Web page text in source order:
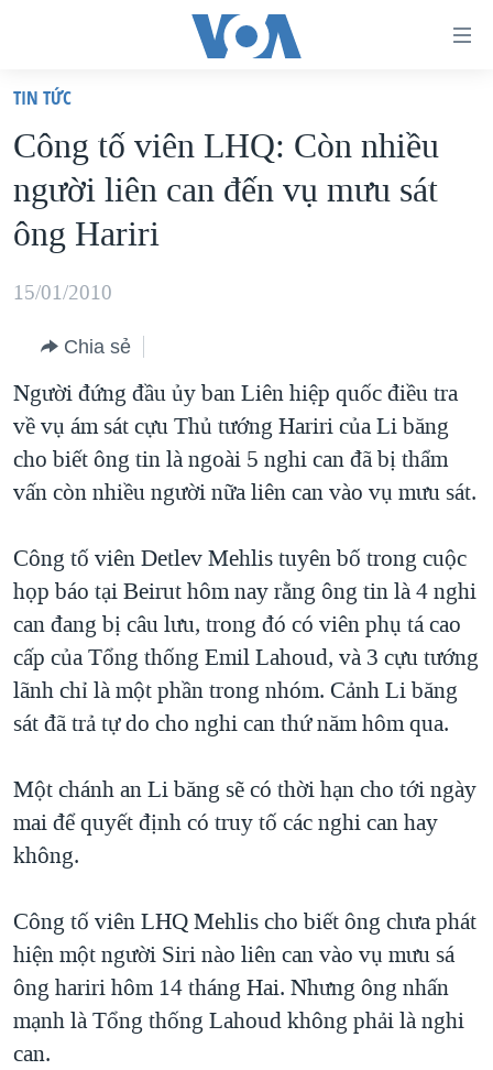
truy
cập
Tới
nội
chính
hướng
chính
Đi
tới
VIỆT NAM
HOA KỲ
BIỂN ĐÔNG
THẾ GIỚI
DIỄN ĐÀN
MỤC
TỰ DO BÁO CHÍ
VẠCH TRẦN TIN GIẢ
ĐỜI SỐNG
KINH TẾ
KHOA HỌC
VĂN HOÁ
GIÁO DỤC
CHUYÊN ĐỀ
CHIẾN TRANH THƯƠNG MẠI CỦA MỸ: QUÁ KHỨ VÀ HIỆN
TẠI
MỘT NĂM CHIẾN TRANH TẠI DẢI GAZA
GIẢI MÃ VÀNH ĐAI & CON ĐƯỜNG
NGÀY TỊ NẠN THẾ GIỚI
TRỊNH VĨNH BÌNH - NGƯỜI HẠ 'BÊN THẮNG CUỘC'
GROUND ZERO – XƯA VÀ NAY
CÁC GIÁ TRỊ CỘNG HÒA Ở VIỆT NAM
THƯỢNG ĐỈNH TRUMP-KIM TẠI VIỆT NAM
NGƯ DÂN VIỆT VÀ LÀN SÓNG TRỘM HẢI SÂM
BÊN KIA QUỐC LỘ: TIẾNG VỌNG TỪ NÔNG THÔN MỸ
QUAN HỆ VIỆT MỸ
HỌC TIẾNG ANH
NGHE
MẠNG XÃ HỘI
Ngôn ngữ khác
TIN TỨC
Công tố viên LHQ: Còn nhiều
người liên can đến vụ mưu sát
ông Hariri
15/01/2010
Chia sẻ
Người đứng đầu ủy ban Liên hiệp quốc điều tra
về vụ ám sát cựu Thủ tướng Hariri của Li băng
cho biết ông tin là ngoài 5 nghi can đã bị thẩm
vấn còn nhiều người nữa liên can vào vụ mưu sát.
Công tố viên Detlev Mehlis tuyên bố trong cuộc
họp báo tại Beirut hôm nay rằng ông tin là 4 nghi
can đang bị câu lưu, trong đó có viên phụ tá cao
cấp của Tổng thống Emil Lahoud, và 3 cựu tướng
lãnh chỉ là một phần trong nhóm. Cảnh Li băng
sát đã trả tự do cho nghi can thứ năm hôm qua.
Một chánh an Li băng sẽ có thời hạn cho tới ngày
mai để quyết định có truy tố các nghi can hay
không.
Công tố viên LHQ Mehlis cho biết ông chưa phát
hiện một người Siri nào liên can vào vụ mưu sá
ông hariri hôm 14 tháng Hai. Nhưng ông nhấn
mạnh là Tổng thống Lahoud không phải là nghi
can.